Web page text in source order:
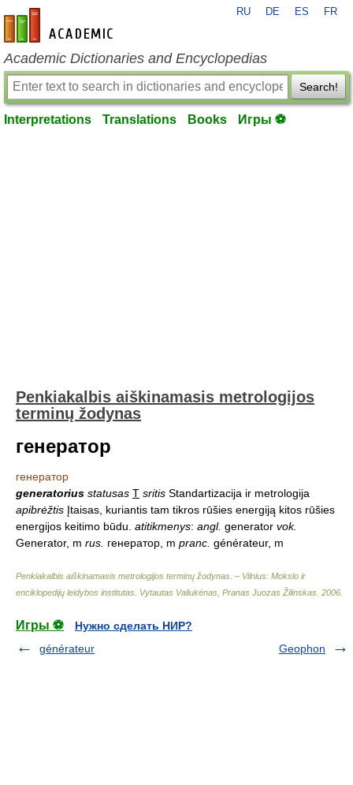
en-academic.com
RU DE ES FR
Academic Dictionaries and Encyclopedias
Search!
Interpretations Translations Books Игры ⚽
Penkiakalbis aiškinamasis metrologijos
terminų žodynas
генератор
генератор
generatorius statusas T sritis Standartizacija ir metrologija
apibrėžtis Įtaisas, kuriantis tam tikros rūšies energiją kitos rūšies
energijos keitimo būdu. atitikmenys: angl. generator vok.
Generator, m rus. генератор, m pranc. générateur, m
Penkiakalbis aiškinamasis metrologijos terminų žodynas. – Vilnius: Mokslo ir
enciklopedijų leidybos institutas Vytautas Valiukėnas, Pranas Juozas Žilinskas 2006
Игры ⚽
Нужно сделать НИР?
générateur
Geophon